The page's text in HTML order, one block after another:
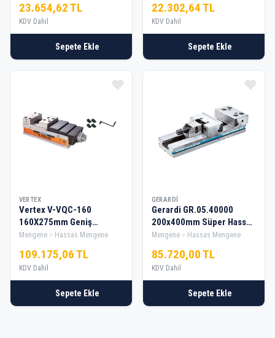
23.654,62 TL
KDV Dahil
Sepete Ekle
22.302,64 TL
KDV Dahil
Sepete Ekle
VERTEX
Vertex V-VQC-160
160X275mm Geniş
Açılımlı Mc Mengene
Mengene Hassas Mengene
109.175,06 TL
KDV Dahil
Sepete Ekle
GERARDI
Gerardi GR.05.40000
200x400mm Süper Hassas
Tezgah Mengene
Mengene Hassas Mengene
85.720,00 TL
KDV Dahil
Sepete Ekle